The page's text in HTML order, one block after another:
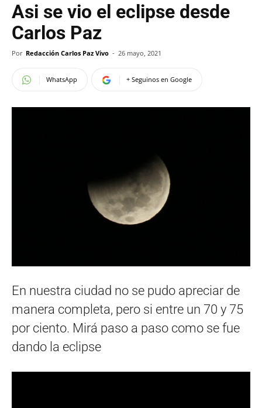
Asi se vio el eclipse desde
Carlos Paz
Por Redacción Carlos Paz Vivo - 26 mayo, 2021
WhatsApp + Seguinos en Google
En nuestra ciudad no se pudo apreciar de
manera completa, pero si entre un 70 y 75
por ciento. Mirá paso a paso como se fue
dando la eclipse